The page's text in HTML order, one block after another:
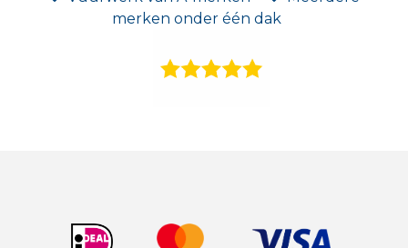
merken onder één dak